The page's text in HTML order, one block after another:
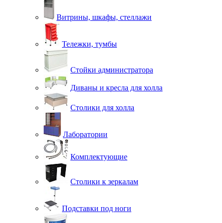
Витрины, шкафы, стеллажи
Тележки, тумбы
Стойки администратора
Диваны и кресла для холла
Столики для холла
Лаборатории
Комплектующие
Столики к зеркалам
Подставки под ноги